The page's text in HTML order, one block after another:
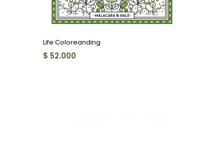
Life Coloreanding
$ 52.000